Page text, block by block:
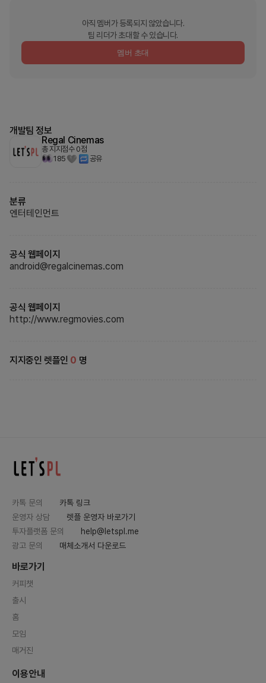
아직 멤버가 등록되지 않았습니다.
팀 리더가 초대할 수 있습니다.
멤버 초대
개발팀 정보
Regal Cinemas
총 지지점수 0점
185
공유
분류
엔터테인먼트
공식 웹페이지
android@regalcinemas.com
공식 웹페이지
http://www.regmovies.com
지지중인 렛플인 0 명
카톡 문의
카톡 링크
운영자 상담
렛플 운영자 바로가기
투자플랫폼 문의
help@letspl.me
광고 문의
매체소개서 다운로드
바로가기
커피챗
출시
홈
모임
매거진
이용안내